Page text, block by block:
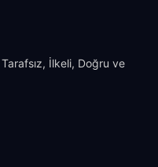
İlkeli, Doğru ve